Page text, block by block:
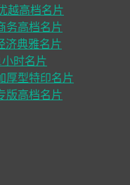
越高档名片
务高档名片
济典雅名片
时名片
厚型特印名片
版高档名片